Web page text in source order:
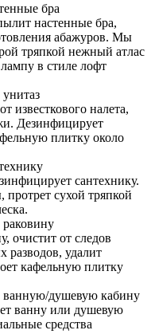
бра
настенные бра,
абажуров. Мы
тряпкой нежный атлас
в стиле лофт
известкового налета,
Дезинфицирует
плитку около
сантехнику.
сухой тряпкой
очистит от следов
разводов, удалит
кафельную плитку
душевую кабину
ванну или душевую
средства